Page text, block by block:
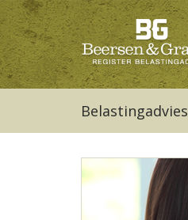
Belastingadvies